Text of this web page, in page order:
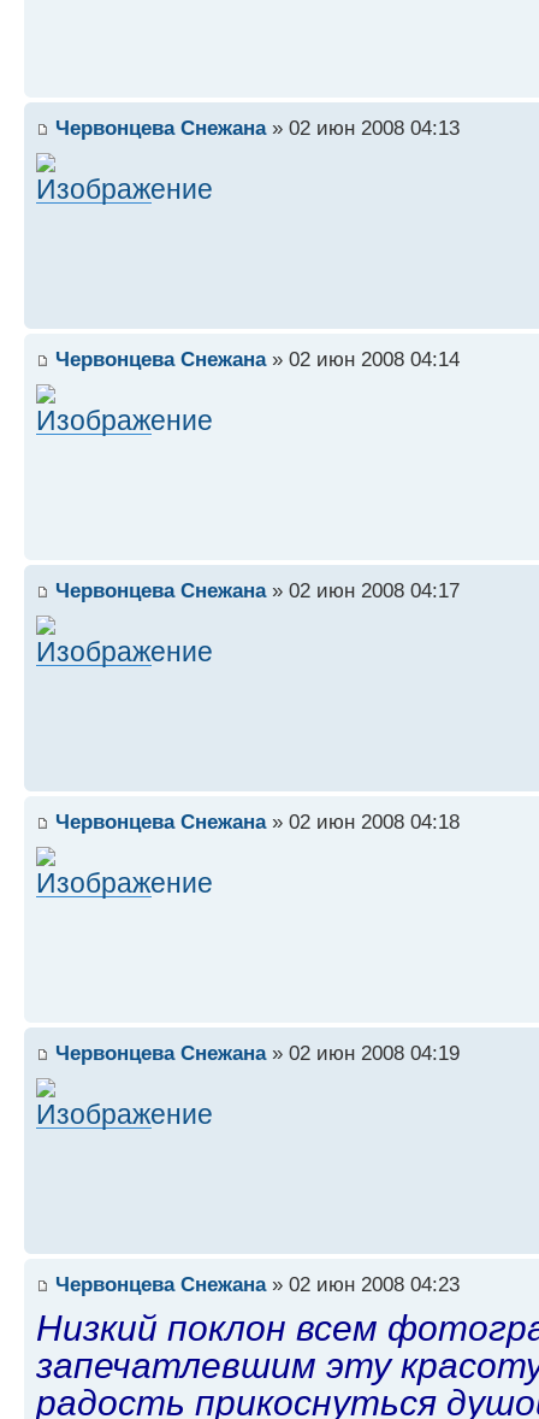
Червонцева Снежана» 02 июн 2008 04:13
Червонцева Снежана» 02 июн 2008 04:14
Червонцева Снежана» 02 июн 2008 04:17
Червонцева Снежана» 02 июн 2008 04:18
Червонцева Снежана» 02 июн 2008 04:19
Червонцева Снежана» 02 июн 2008 04:23
Низкий поклон всем
запечатлевшим эту
радость прикоснуться